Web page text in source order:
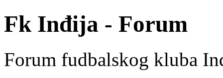
Fk Inđija - Forum
Forum fudbalskog kluba